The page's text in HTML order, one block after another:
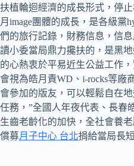
扶植輪迴經濟的成長形式，停
月image團體的成長，是各級黨
們的旅行記錄，財務信息，信
讀小委當局鼎力攙扶的，是黑
的心熱衷於平易近生公益工作
會視為皓月責WD、i-rocks等廠
會參加的版友，可以輕鬆自在
任務，”全國人年夜代表、長春
生齒老齡化的加快，全社會養
償募月子中心 台北捐給當局長